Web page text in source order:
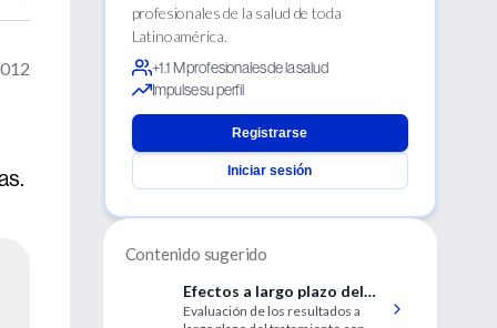
profesionales de la salud de toda
Latinoamérica.
+1.1 M profesionales de la salud
Impulse su perfil
Registrarse
Iniciar sesión
Contenido sugerido
Efectos a largo plazo del
tratamiento de la
Evaluación de los resultados a